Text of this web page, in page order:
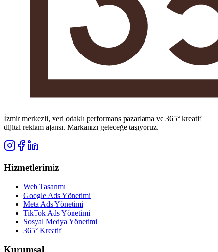
İzmir merkezli, veri odaklı performans pazarlama ve 365° kreatif
dijital reklam ajansı. Markanızı geleceğe taşıyoruz.
Hizmetlerimiz
Web Tasarımı
Google Ads Yönetimi
Meta Ads Yönetimi
TikTok Ads Yönetimi
Sosyal Medya Yönetimi
365° Kreatif
Kurumsal